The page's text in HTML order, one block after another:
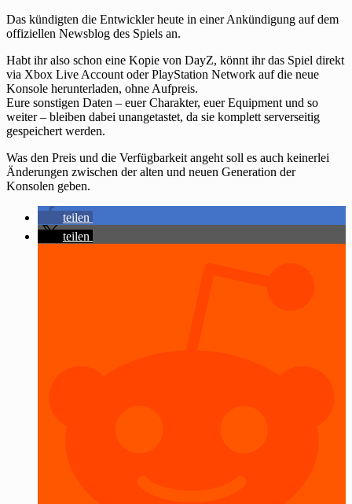
Das kündigten die Entwickler heute in einer Ankündigung auf dem
offiziellen Newsblog des Spiels an.
Habt ihr also schon eine Kopie von DayZ, könnt ihr das Spiel direkt
via Xbox Live Account oder PlayStation Network auf die neue
Konsole herunterladen, ohne Aufpreis.
Eure sonstigen Daten – euer Charakter, euer Equipment und so
weiter – bleiben dabei unangetastet, da sie komplett serverseitig
gespeichert werden.
Was den Preis und die Verfügbarkeit angeht soll es auch keinerlei
Änderungen zwischen der alten und neuen Generation der
Konsolen geben.
teilen
teilen